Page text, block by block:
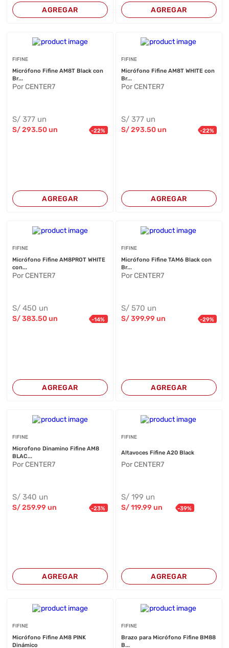
AGREGAR AGREGAR
FIFINE
Micrófono Fifine AM8T Black con
Br...
Por CENTER7
S/377 un
S/293.50 un -22%
AGREGAR
FIFINE
Micrófono Fifine AM8T WHITE con
Br...
Por CENTER7
S/ 377 un
S/293.50un -22%
AGREGAR
FIFINE
Micrófono Fifine AM8PROT WHITE
con...
Por CENTER7
S/450 un
S/383.50 un -14%
AGREGAR
FIFINE
Micrófono Fifine TAM6 Black con
Br...
Por CENTER7
S/ 570 un
S/399.99 un -29%
AGREGAR
FIFINE
Microfono Dinamino Fifine AM8
BLAC...
Por CENTER7
S/340 un
S/259.99 un -23%
AGREGAR
FIFINE
Altavoces Fifine A20 Black
Por CENTER7
S/ 199 un
S/119.99 un -39%
AGREGAR
FIFINE
Micrófono Fifine AM8 PINK
Dinámico
FIFINE
Brazo para Micrófono Fifine BM88
B...